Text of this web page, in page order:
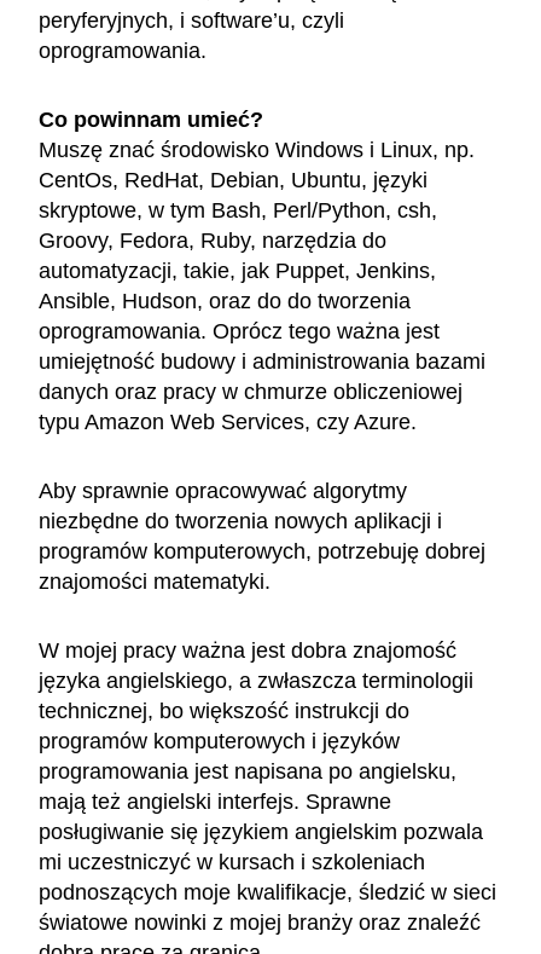
peryferyjnych, i software’u, czyli
oprogramowania.
Co powinnam umieć?
Muszę znać środowisko Windows i Linux, np.
CentOs, RedHat, Debian, Ubuntu, języki
skryptowe, w tym Bash, Perl/Python, csh,
Groovy, Fedora, Ruby, narzędzia do
automatyzacji, takie, jak Puppet, Jenkins,
Ansible, Hudson, oraz do do tworzenia
oprogramowania. Oprócz tego ważna jest
umiejętność budowy i administrowania bazami
danych oraz pracy w chmurze obliczeniowej
typu Amazon Web Services, czy Azure.
Aby sprawnie opracowywać algorytmy
niezbędne do tworzenia nowych aplikacji i
programów komputerowych, potrzebuję dobrej
znajomości matematyki.
W mojej pracy ważna jest dobra znajomość
języka angielskiego, a zwłaszcza terminologii
technicznej, bo większość instrukcji do
programów komputerowych i języków
programowania jest napisana po angielsku,
mają też angielski interfejs. Sprawne
posługiwanie się językiem angielskim pozwala
mi uczestniczyć w kursach i szkoleniach
podnoszących moje kwalifikacje, śledzić w sieci
światowe nowinki z mojej branży oraz znaleźć